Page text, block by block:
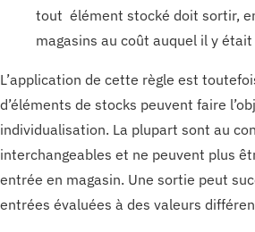
tout élément stocké doit sortir,
magasins au coût auquel il y
L’application de cette règle est
d’éléments de stocks peuvent faire
individualisation. La plupart sont au
interchangeables et ne peuvent plus
entrée en magasin. Une sortie peut
entrées évaluées à des valeurs